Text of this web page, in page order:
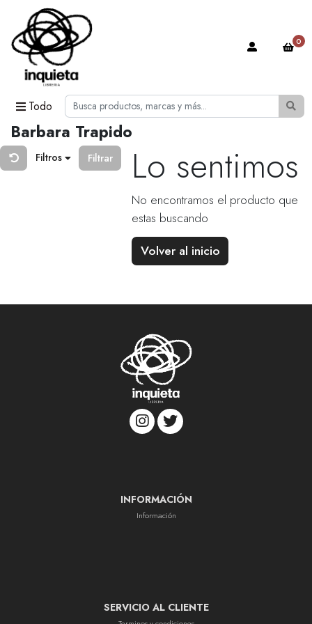
Todo
0
Barbara Trapido
Filtros Filtrar Lo sentimos
No encontramos el producto que
estas buscando
Volver al inicio
INFORMACIÓN
Información
SERVICIO AL CLIENTE